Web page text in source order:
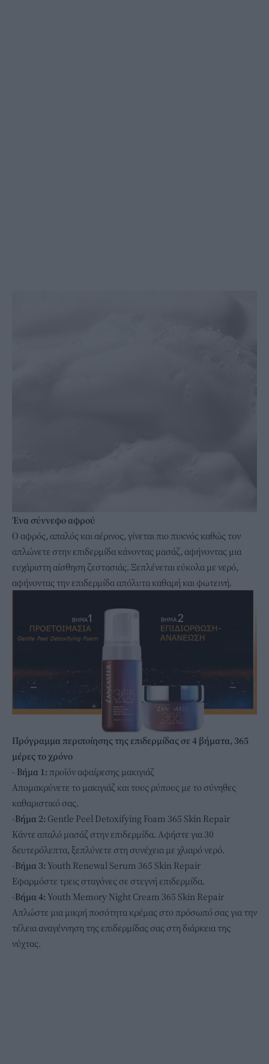
Ένα σύννεφο αφρού
Ο αφρός, απαλός και αέρινος, γίνεται πιο πυκνός καθώς τoν
απλώνετε στην επιδερμίδα κάνοντας μασάζ, αφήνοντας μια
ευχάριστη αίσθηση ζεστασιάς. Ξεπλένεται εύκολα με νερό,
αφήνοντας την επιδερμίδα απόλυτα καθαρή και φωτεινή.
Πρόγραμμα περιποίησης της επιδερμίδας σε 4 βήματα, 365
μέρες το χρόνο
- Βήμα 1: προϊόν αφαίρεσης μακιγιάζ
Απομακρύνετε το μακιγιάζ και τους ρύπους με το σύνηθες
καθαριστικό σας.
-Βήμα 2: Gentle Peel Detoxifying Foam 365 Skin Repair
Κάντε απαλό μασάζ στην επιδερμίδα. Αφήστε για 30
δευτερόλεπτα, ξεπλύνετε στη συνέχεια με χλιαρό νερό.
-Βήμα 3: Youth Renewal Serum 365 Skin Repair
Εφαρμόστε τρεις σταγόνες σε στεγνή επιδερμίδα.
-Βήμα 4: Youth Memory Night Cream 365 Skin Repair
Απλώστε μια μικρή ποσότητα κρέμας στο πρόσωπό σας για την
τέλεια αναγέννηση της επιδερμίδας σας στη διάρκεια της
νύχτας.